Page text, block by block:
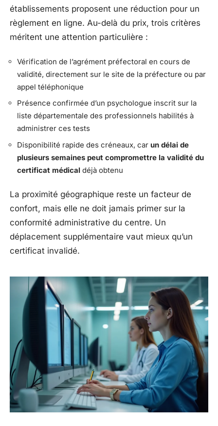
établissements proposent une réduction pour un
règlement en ligne. Au-delà du prix, trois critères
méritent une attention particulière :
Vérification de l’agrément préfectoral en cours de
validité, directement sur le site de la préfecture ou par
appel téléphonique
Présence confirmée d’un psychologue inscrit sur la
liste départementale des professionnels habilités à
administrer ces tests
Disponibilité rapide des créneaux, car un délai de
plusieurs semaines peut compromettre la validité du
certificat médical déjà obtenu
La proximité géographique reste un facteur de
confort, mais elle ne doit jamais primer sur la
conformité administrative du centre. Un
déplacement supplémentaire vaut mieux qu’un
certificat invalidé.